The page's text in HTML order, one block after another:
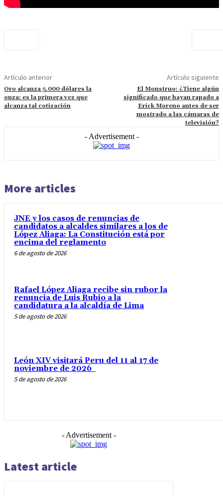
Artículo anterior
Oro alcanza 5.000 dólares la
onza: es la primera vez que
alcanza tal cotización
Artículo siguiente
El Monstruo: ¿Tiene algún
significado que hayan rapado a
Erick Moreno antes de ser
mostrado a las cámaras de
televisión?
- Advertisement -
More articles
JNE y los casos de renuncias de
candidatos a alcaldes similares a los de
López Aliaga: La Constitución está por
encima del reglamento
6 de agosto de 2026
Rafael López Aliaga recibe sin rubor la
renuncia de Luis Rubio a la
candidatura a la alcaldía de Lima
5 de agosto de 2026
León XIV visitará Peru del 11 al 17 de
noviembre de 2026
5 de agosto de 2026
- Advertisement -
Latest article